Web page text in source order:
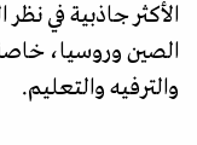
الأكثر جاذبية في
الصين وروسيا،
والترفيه والتعليم.